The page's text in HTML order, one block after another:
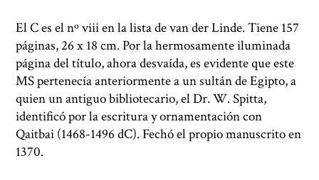
El C es el nº viii en la lista de van der Linde. Tiene 157
páginas, 26 x 18 cm. Por la hermosamente iluminada
página del título, ahora desvaída, es evidente que este
MS pertenecía anteriormente a un sultán de Egipto, a
quien un antiguo bibliotecario, el Dr. W. Spitta,
identificó por la escritura y ornamentación con
Qaitbai (1468-1496 dC). Fechó el propio manuscrito en
1370.